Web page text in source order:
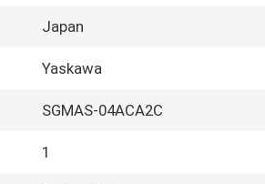
Japan
Yaskawa
SGMAS-04ACA2C
1